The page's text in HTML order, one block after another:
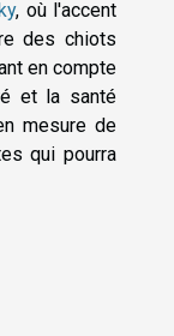
, où l'accent
des chiots
en compte
et la santé
mesure de
qui pourra